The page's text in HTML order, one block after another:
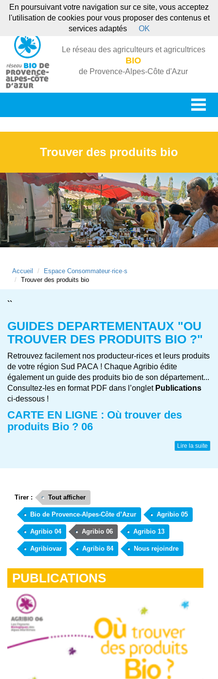
Le réseau des agriculteurs et agricultrices
BIO
de Provence-Alpes-Côte d'Azur
Trouver des produits bio
Accueil
Espace Consommateur·rice·s
Trouver des produits bio
``
GUIDES DEPARTEMENTAUX "OU
TROUVER DES PRODUITS BIO ?"
Retrouvez facilement nos producteur-rices et leurs produits
de votre région Sud PACA ! Chaque Agribio édite
également un guide des produits bio de son département...
Consultez-les en format PDF dans l’onglet Publications
ci-dessous !
CARTE EN LIGNE : Où trouver des
produits Bio ? 06
Lire la suite
Tirer : Tout afficher
Bio de Provence-Alpes-Côte d’Azur Agribio 05
Agribio 04 Agribio 06 Agribio 13
Agribiovar Agribio 84 Nous rejoindre
PUBLICATIONS
En poursuivant votre navigation sur ce site, vous acceptez
l'utilisation de cookies pour vous proposer des contenus et
services adaptés
OK